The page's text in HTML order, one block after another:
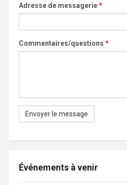
Adresse de messagerie*
Commentaires/questions *
Événements à venir